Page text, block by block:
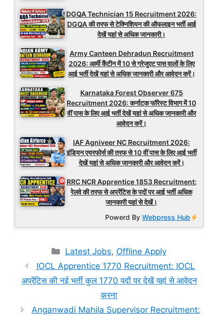
DGQA Technician 15 Recruitment 2026:
DGQA की तरफ से टेक्निशियन की ऑफलाइन भर्ती आई
देखें यहां से अधिक जानकारी।
Army Canteen Dehradun Recruitment
2026: आर्मी कैंटीन में 10 से ग्रेजुएट पास वालों के लिए
आई भर्ती देखें यहां से अधिक जानकारी और आवेदन करें।
Karnataka Forest Observer 675
Recruitment 2026: कर्नाटक फॉरेस्ट विभाग में 10
वीं पास के लिए आई भर्ती देखें यहां से अधिक जानकारी और
आवेदन करें।
IAF Agniveer NC Recruitment 2026:
इंडियन एयरफोर्स की तरफ से 10 वीं पास के लिए आई भर्ती
देखें यहां से अधिक जानकारी और आवेदन करें।
RRC NCR Apprentice 1853 Recruitment:
रेलवे की तरफ से अप्रेंटिस के पदों पर आई भर्ती अधिक
जानकारी यहां से देखें।
Powerd ByWebpress Hub
Categories
Latest Jobs, Offline Apply
IOCL Apprentice 1770 Recruitment: IOCL
अप्रेंटिस की नई भर्ती कुल 1770 पदों पर देखें यहां से आवेदन
करना
Anganwadi Mahila Supervisor Recruitment: